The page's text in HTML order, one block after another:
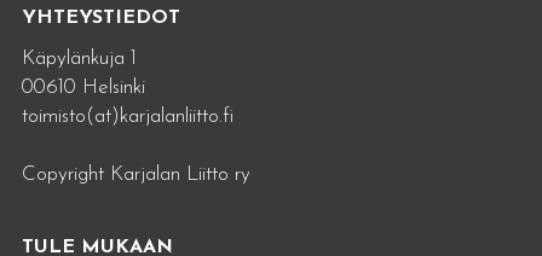
YHTEYSTIEDOT
Käpylänkuja 1
00610 Helsinki
toimisto(at)karjalanliitto.fi
Copyright Karjalan Liitto ry
TULE MUKAAN